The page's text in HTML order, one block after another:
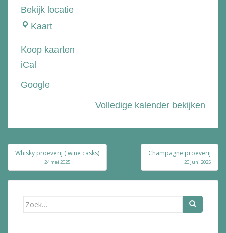
Bekijk locatie
KaartSlijterij
de
Koop kaarten
iCal
Google
Volledige kalender bekijken
Bericht
navigatie
Whisky proeverij ( wine casks)
24 mei 2025
Champagne proeverij
20 juni 2025
Zoek